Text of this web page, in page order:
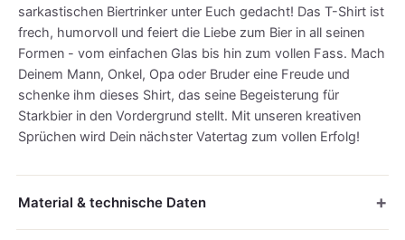
sarkastischen Biertrinker unter Euch gedacht! Das T-Shirt ist
frech, humorvoll und feiert die Liebe zum Bier in all seinen
Formen - vom einfachen Glas bis hin zum vollen Fass. Mach
Deinem Mann, Onkel, Opa oder Bruder eine Freude und
schenke ihm dieses Shirt, das seine Begeisterung für
Starkbier in den Vordergrund stellt. Mit unseren kreativen
Sprüchen wird Dein nächster Vatertag zum vollen Erfolg!
Material & technische Daten